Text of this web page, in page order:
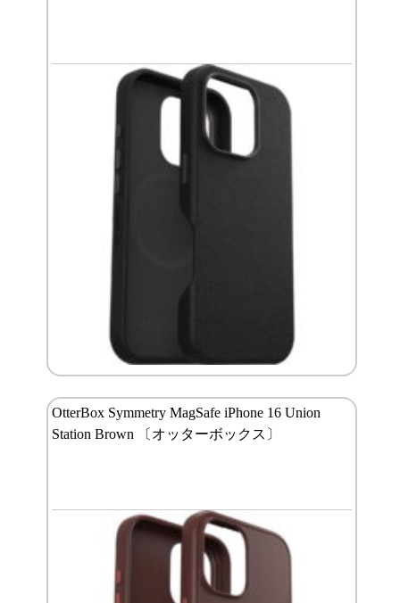
OtterBox Symmetry MagSafe iPhone 16 Union
Station Brown 〔オッターボックス〕